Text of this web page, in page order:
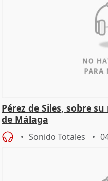
Pérez de Siles, sobre
de Málaga
Sonido Totales